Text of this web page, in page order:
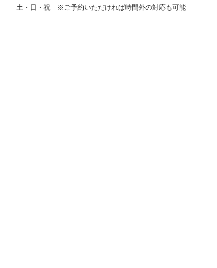
土・日・祝 ※ご予約いただければ時間外の対応も可能